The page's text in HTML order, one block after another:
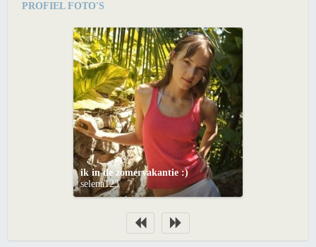
PROFIEL FOTO'S
ik in de zomervakantie :)
selena123